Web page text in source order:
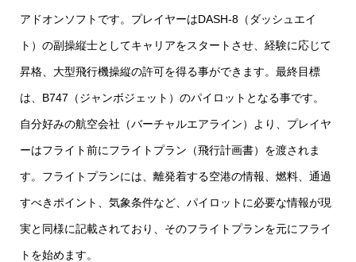
アドオンソフトです。プレイヤーはDASH-8（ダッシュエイ
ト）の副操縦士としてキャリアをスタートさせ、経験に応じて
昇格、大型飛行機操縦の許可を得る事ができます。最終目標
は、B747（ジャンボジェット）のパイロットとなる事です。
自分好みの航空会社（バーチャルエアライン）より、プレイヤ
ーはフライト前にフライトプラン（飛行計画書）を渡されま
す。フライトプランには、離発着する空港の情報、燃料、通過
すべきポイント、気象条件など、パイロットに必要な情報が現
実と同様に記載されており、そのフライトプランを元にフライ
トを始めます。